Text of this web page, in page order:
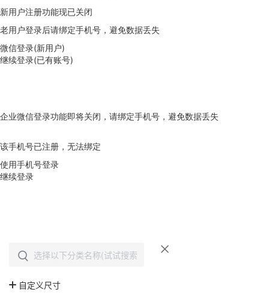
新用户注册功能现已关闭
老用户登录后请绑定手机号，避免数据丢失
微信登录(新用户)
继续登录(已有账号)
企业微信登录功能即将关闭，请绑定手机号，避免数据丢失
该手机号已注册，无法绑定
使用手机号登录
继续登录